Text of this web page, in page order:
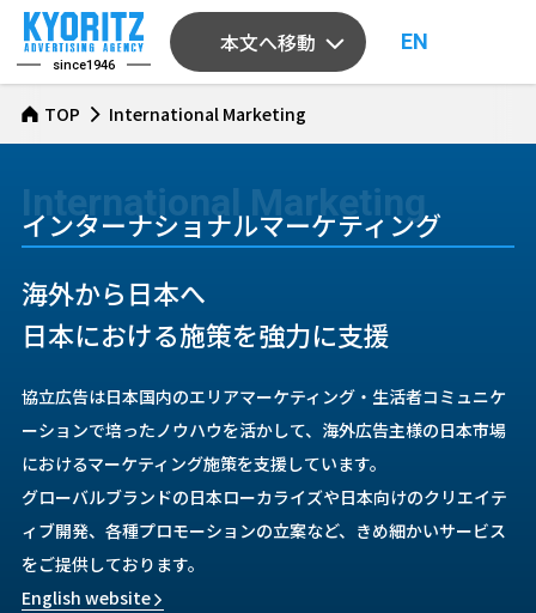
本文へ移動
since1946
EN
TOP International Marketing
インターナショナルマーケティング
海外から日本へ
日本における施策を強力に支援
協立広告は日本国内のエリアマーケティング・生活者コミュニケ
ーションで培ったノウハウを活かして、海外広告主様の日本市場
におけるマーケティング施策を支援しています。
グローバルブランドの日本ローカライズや日本向けのクリエイテ
ィブ開発、各種プロモーションの立案など、きめ細かいサービス
をご提供しております。
English website